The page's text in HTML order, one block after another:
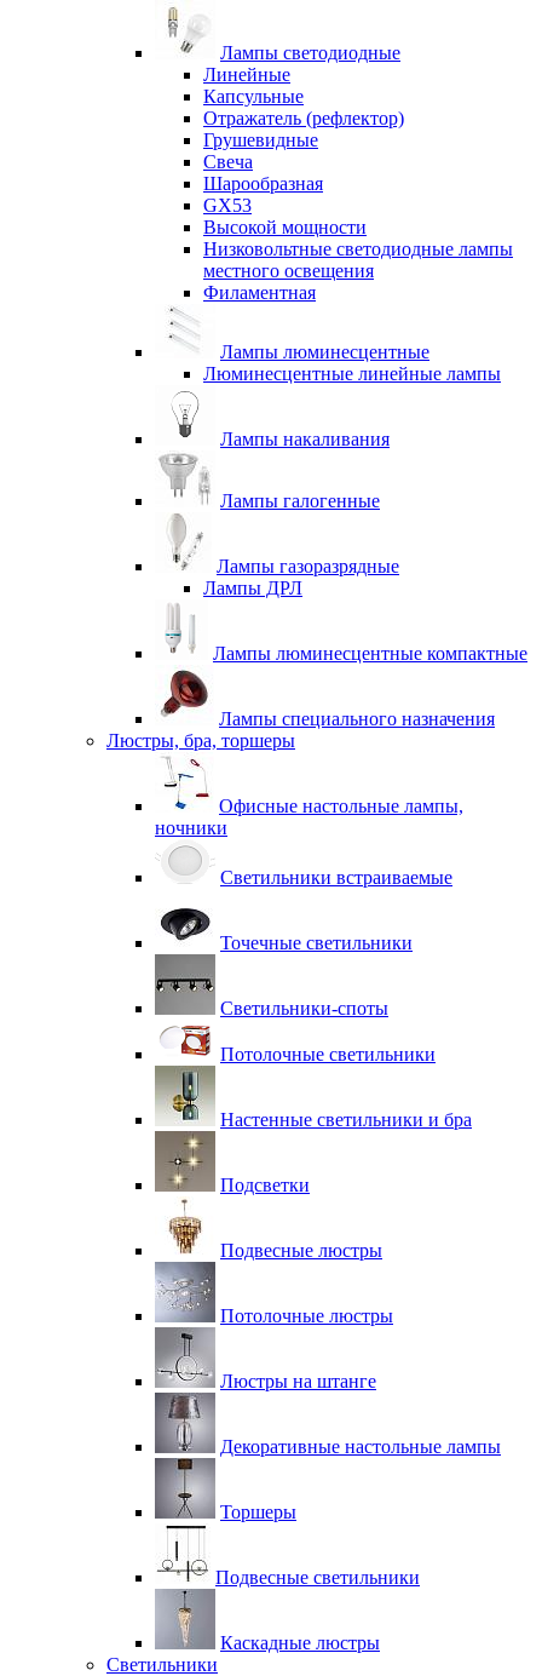
Лампы светодиодные
Линейные
Капсульные
Отражатель (рефлектор)
Грушевидные
Свеча
Шарообразная
GX53
Высокой мощности
Низковольтные светодиодные лампы
местного освещения
Филаментная
Лампы люминесцентные
Люминесцентные линейные лампы
Лампы накаливания
Лампы галогенные
Лампы газоразрядные
Лампы ДРЛ
Лампы люминесцентные компактные
Лампы специального назначения
Люстры, бра, торшеры
Офисные настольные лампы,
ночники
Светильники встраиваемые
Точечные светильники
Светильники-споты
Потолочные светильники
Настенные светильники и бра
Подсветки
Подвесные люстры
Потолочные люстры
Люстры на штанге
Декоративные настольные лампы
Торшеры
Подвесные светильники
Каскадные люстры
Светильники